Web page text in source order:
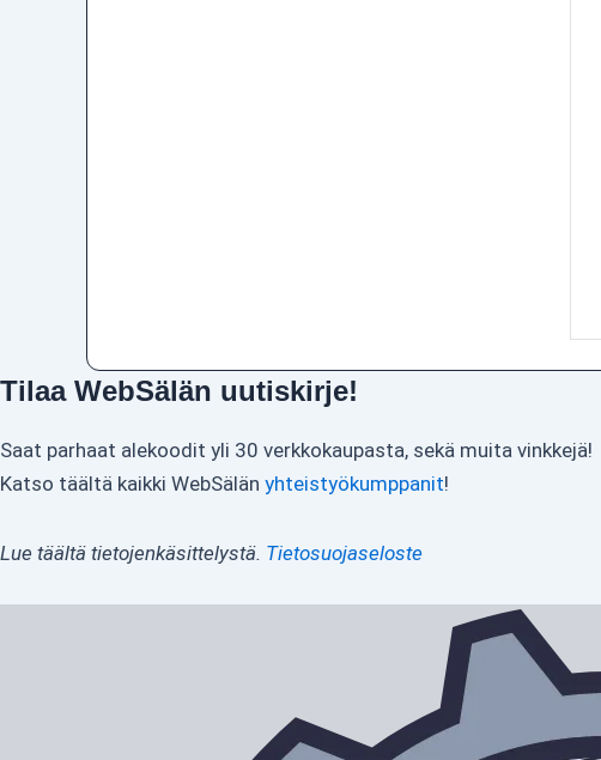
Tilaa WebSälän uutiskirje!
Saat parhaat alekoodit yli 30 verkkokaupasta, sekä muita vinkkejä!
Katso täältä kaikki WebSälän yhteistyökumppanit!
Lue täältä tietojenkäsittelystä. Tietosuojaseloste